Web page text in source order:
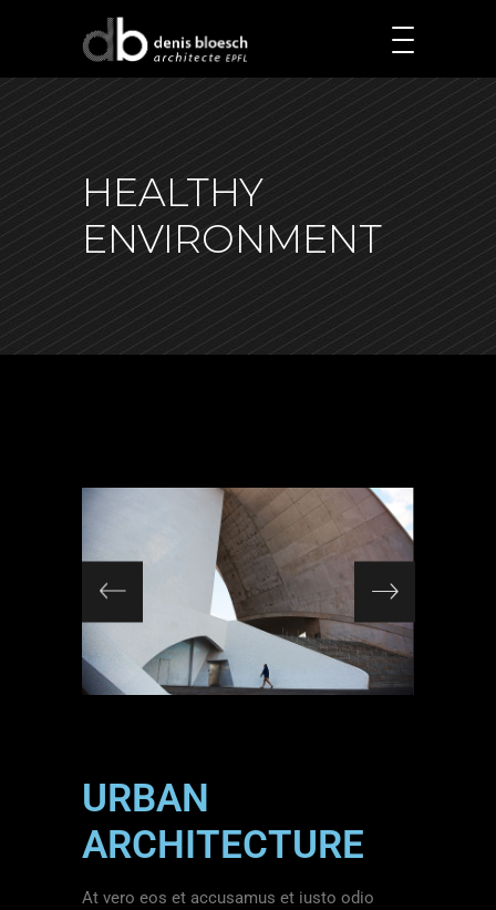
HEALTHY
ENVIRONMENT
URBAN
ARCHITECTURE
At vero eos et accusamus et iusto odio